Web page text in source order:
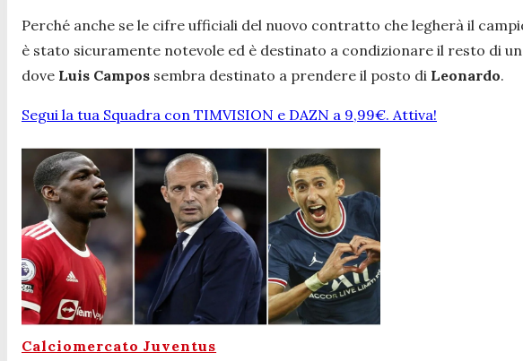
Perché anche se le cifre ufficiali del nuovo contratto che legherà il
è stato sicuramente notevole ed è destinato a condizionare il resto di
dove Luis Campos sembra destinato a prendere il posto di Leonardo.
Segui la tua Squadra con TIMVISION e DAZN a 9,99€. Attiva!
Calciomercato Juventus